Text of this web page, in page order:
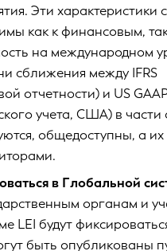
Эти характеристики
как к финансовым,
на международном
сближения между IFRS
отчетности) и US
учета, США) в части
общедоступны, а
в Глобальной
органам и
LEI будут
быть опубликованы